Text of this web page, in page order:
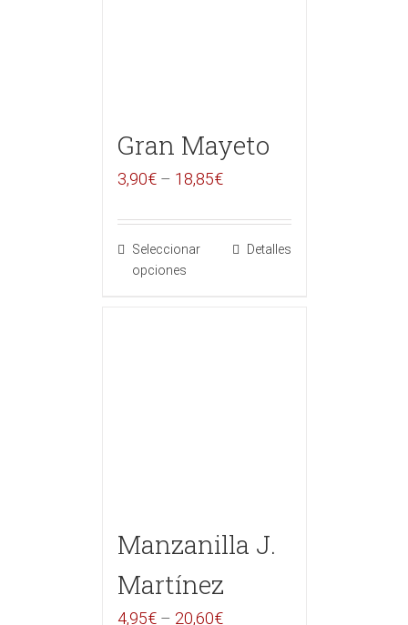
Gran Mayeto
3,90€– 18,85€
Seleccionar
opciones
Detalles
Manzanilla J.
Martínez
4,95€– 20,60€